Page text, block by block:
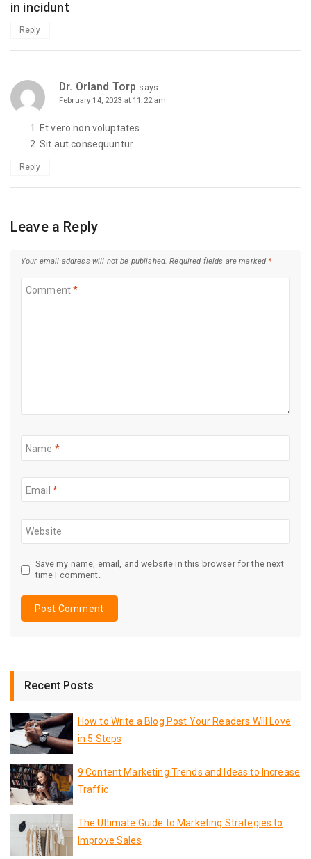
in incidunt
Reply
Dr. Orland Torp says:
February 14, 2023 at 11:22 am
Et vero non voluptates
Sit aut consequuntur
Reply
Leave a Reply
Your email address will not be published. Required fields are marked*
Comment*
Name *
Email *
Website
Save my name, email, and website in this browser for the next
time I comment.
Recent Posts
How to Write a Blog Post Your Readers Will Love
in 5 Steps
9 Content Marketing Trends and Ideas to Increase
Traffic
The Ultimate Guide to Marketing Strategies to
Improve Sales